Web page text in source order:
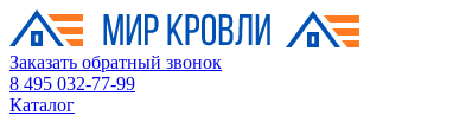
Заказать обратный звонок
8 495 032-77-99
Каталог